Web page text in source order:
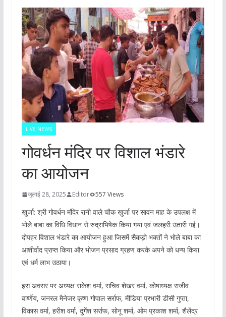
LIVE NEWS
गोवर्धन मंदिर पर विशाल भंडारे
का आयोजन
जुलाई 28, 2025 Editor 557 Views
खुर्जा: श्री गोवर्धन मंदिर रानी वाले चौक खुर्जा पर सावन माह के उपलक्ष में
भोले बाबा का विधि विधान से रुद्राभिषेक किया गया एवं जलहरी उतारी गई।
दोपहर विशाल भंडारे का आयोजन हुआ जिसमें सैकड़ो भक्तों ने भोले बाबा का
आशीर्वाद प्राप्त किया और भोजन प्रसाद ग्रहण करके अपने को धन्य किया
एवं धर्म लाभ उठाया।
इस अवसर पर अध्यक्ष राकेश वर्मा, सचिव शेखर वर्मा, कोषाध्यक्ष राजीव
वार्ष्णेय, जनरल मैनेजर कृष्ण गोपाल सर्राफ, मीडिया प्रभारी डीसी गुप्ता,
विकास वर्मा, हरीश वर्मा, दुर्गेश सर्राफ, सोनू शर्मा, ओम प्रकाश शर्मा, शैलेंद्र